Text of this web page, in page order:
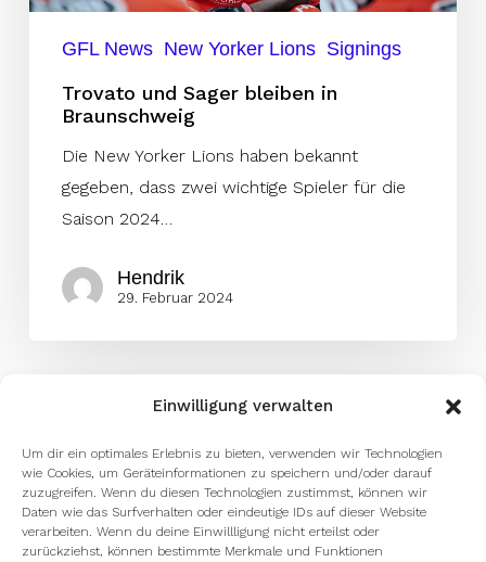
Einwilligung verwalten
Um dir ein optimales Erlebnis zu bieten, verwenden wir Technologien
wie Cookies, um Geräteinformationen zu speichern und/oder darauf
zuzugreifen. Wenn du diesen Technologien zustimmst, können wir
Daten wie das Surfverhalten oder eindeutige IDs auf dieser Website
verarbeiten. Wenn du deine Einwillligung nicht erteilst oder
zurückziehst, können bestimmte Merkmale und Funktionen
GFL News New Yorker Lions Signings
Trovato und Sager bleiben in
Braunschweig
Die New Yorker Lions haben bekannt
gegeben, dass zwei wichtige Spieler für die
Saison 2024…
Hendrik
29. Februar 2024